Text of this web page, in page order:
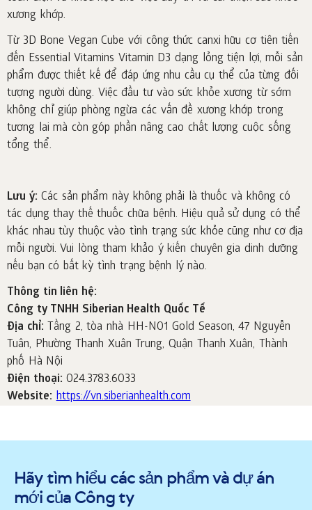
xương khớp.
Từ 3D Bone Vegan Cube với công thức canxi hữu cơ tiên tiến
đến Essential Vitamins Vitamin D3 dạng lỏng tiện lợi, mỗi sản
phẩm được thiết kế để đáp ứng nhu cầu cụ thể của từng đối
tượng người dùng. Việc đầu tư vào sức khỏe xương từ sớm
không chỉ giúp phòng ngừa các vấn đề xương khớp trong
tương lai mà còn góp phần nâng cao chất lượng cuộc sống
tổng thể.
Lưu ý: Các sản phẩm này không phải là thuốc và không có
tác dụng thay thế thuốc chữa bệnh. Hiệu quả sử dụng có thể
khác nhau tùy thuộc vào tình trạng sức khỏe cũng như cơ địa
mỗi người. Vui lòng tham khảo ý kiến chuyên gia dinh dưỡng
nếu bạn có bất kỳ tình trạng bệnh lý nào.
Thông tin liên hệ:
Công ty TNHH Siberian Health Quốc Tế
Địa chỉ: Tầng 2, tòa nhà HH-N01 Gold Season, 47 Nguyễn
Tuân, Phường Thanh Xuân Trung, Quận Thanh Xuân, Thành
phố Hà Nội
Điện thoại: 024.3783.6033
Website: https://vn.siberianhealth.com
Hãy tìm hiểu các sản phẩm và dự án
mới của Công ty